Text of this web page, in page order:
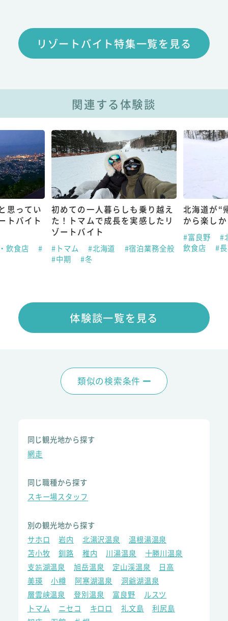
リゾートバイト特集一覧を見る
関連する体験談
思ってい
トバイト
飲食店 #
初めての一人暮らしも乗り越え
た！トマムで成長を実感したリ
ゾートバイト
#トマム #北海道
#宿泊業務全般
#中期
#冬
北海道が“
から楽し
#富良野
#
飲食店
#
体験談一覧を見る
類似の検索条件
同じ観光地から探す
網走
同じ職種から探す
スキー場スタッフ
別の観光地から探す
サホロ
岩内 北湯沢温泉
温根湯温泉
苫小牧
釧路 稚内 川湯温泉
十勝川温泉
支笏湖温泉
旭岳温泉 定山渓温泉
日高
美瑛
小樽 阿寒湖温泉
洞爺湖温泉
層雲峡温泉
登別温泉 富良野
ルスツ
トマム
ニセコ キロロ 礼文島
利尻島